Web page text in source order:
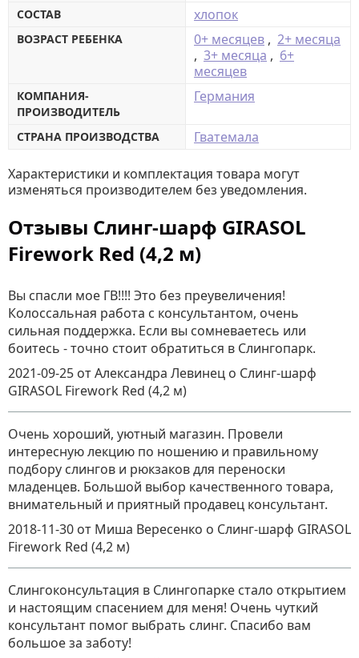
СОСТАВ хлопок
ВОЗРАСТ РЕБЕНКА 0+ месяцев , 2+ месяца
, 3+ месяца , 6+
месяцев
КОМПАНИЯ-
ПРОИЗВОДИТЕЛЬ
Германия
СТРАНА ПРОИЗВОДСТВА Гватемала
Характеристики и комплектация товара могут
изменяться производителем без уведомления.
Отзывы Слинг-шарф GIRASOL
Firework Red (4,2 м)
Вы спасли мое ГВ!!!! Это без преувеличения!
Колоссальная работа с консультантом, очень
сильная поддержка. Если вы сомневаетесь или
боитесь - точно стоит обратиться в Слингопарк.
2021-09-25 от Александра Левинец о Слинг-шарф
GIRASOL Firework Red (4,2 м)
Очень хороший, уютный магазин. Провели
интересную лекцию по ношению и правильному
подбору слингов и рюкзаков для переноски
младенцев. Большой выбор качественного товара,
внимательный и приятный продавец консультант.
2018-11-30 от Миша Вересенко о Слинг-шарф GIRASOL
Firework Red (4,2 м)
Слингоконсультация в Слингопарке стало открытием
и настоящим спасением для меня! Очень чуткий
консультант помог выбрать слинг. Спасибо вам
большое за заботу!